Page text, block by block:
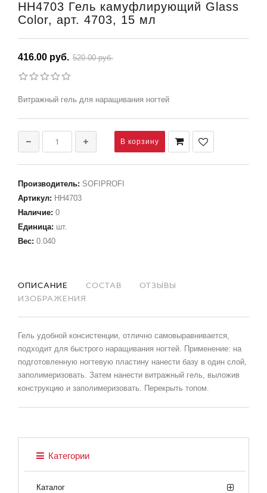
НН4703 Гель камуфлирующий Glass
Color, арт. 4703, 15 мл
416.00 руб. 520.00 руб.
Витражный гель для наращивания ногтей
Производитель: SOFIPROFI
Артикул: НН4703
Наличие: 0
Единица: шт.
Вес: 0.040
ОПИСАНИЕ СОСТАВ
ОТЗЫВЫ
ИЗОБРАЖЕНИЯ
Гель удобной консистенции, отлично самовыравнивается,
подходит для быстрого наращивания ногтей. Применение: на
подготовленную ногтевую пластину нанести базу в один слой,
заполимеризовать. Затем нанести витражный гель, выложив
конструкцию и заполимеризовать. Перекрыть топом.
Категории
Каталог